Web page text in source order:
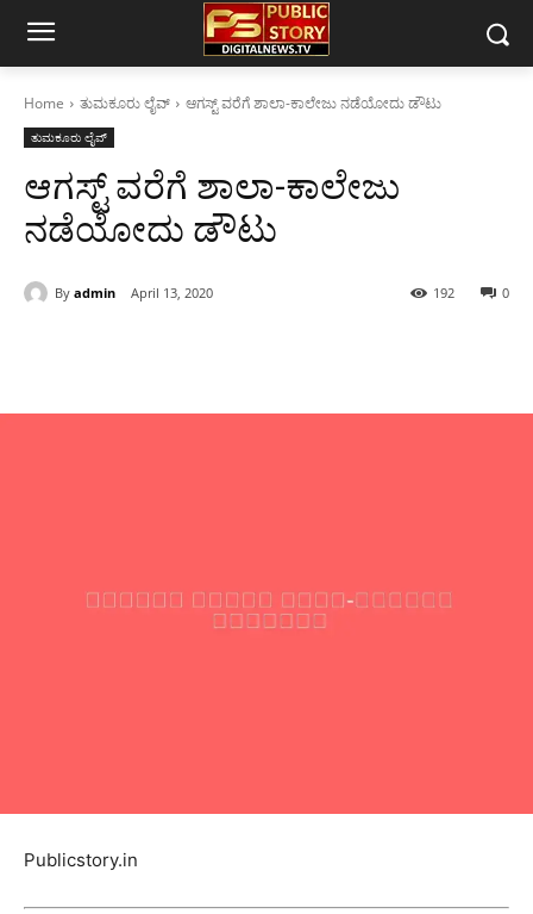
Home ತುಮಕೂರು ಲೈವ್ ಆಗಸ್ಟ್ ವರೆಗೆ ಶಾಲಾ-ಕಾಲೇಜು ನಡೆಯೋದು ಡೌಟು
ತುಮಕೂರು ಲೈವ್
ಆಗಸ್ಟ್ ವರೆಗೆ ಶಾಲಾ-ಕಾಲೇಜು
ನಡೆಯೋದು ಡೌಟು
By admin April 13, 2020 0
192
Publicstory.in